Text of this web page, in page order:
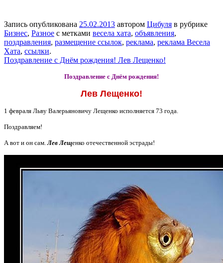
Запись опубликована 25.02.2013 автором Цибуля в рубрике
Бизнес, Разное с метками весела хата, объявления,
поздравления, размещение ссылок, реклама, реклама Весела
Хата, ссылки.
Поздравление с Днём рождения! Лев Лещенко!
Поздравление с Днём рождения!
Лев Лещенко!
1 февраля Льву Валерьяновичу Лещенко исполняется 73 года.
Поздравляем!
А вот и он сам.Лев Лещенко отечественной эстрады!